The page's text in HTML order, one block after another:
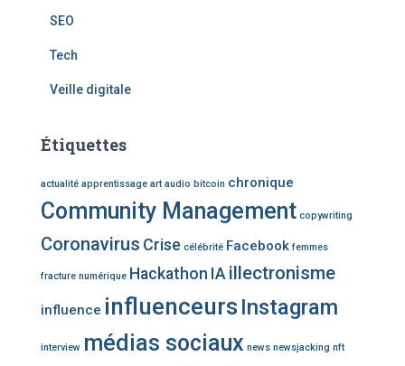
SEO
Tech
Veille digitale
Étiquettes
actualité apprentissage art audio bitcoin chronique
Community Management copywriting
Coronavirus Crise célébrité Facebook femmes
fracture numérique Hackathon IA illectronisme
influence influenceurs Instagram
interview médias sociaux news newsjacking nft